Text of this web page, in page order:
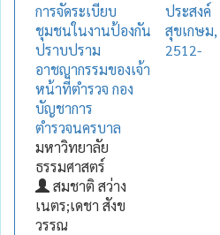
การจัดระเบียบ
ชุมชนในงานป้องกัน
ปราบปราม
อาชญากรรมของเจ้า
หน้าที่ตำรวจ กอง
บัญชาการ
ตำรวจนครบาล
มหาวิทยาลัย
ธรรมศาสตร์
สมชาติ สว่าง
เนตร;เดชา สังข
วรรณ
ประสงค์
สุขเกษม,
2512-